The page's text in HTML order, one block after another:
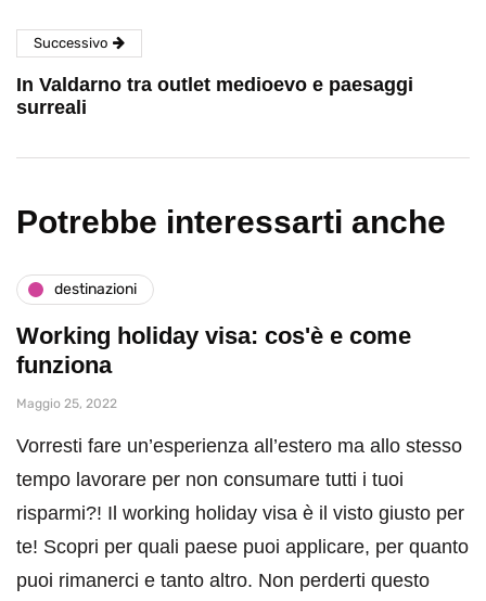
Successivo
In Valdarno tra outlet medioevo e paesaggi
surreali
Potrebbe interessarti anche
destinazioni
Working holiday visa: cos'è e come
funziona
Maggio 25, 2022
Vorresti fare un’esperienza all’estero ma allo stesso
tempo lavorare per non consumare tutti i tuoi
risparmi?! Il working holiday visa è il visto giusto per
te! Scopri per quali paese puoi applicare, per quanto
puoi rimanerci e tanto altro. Non perderti questo